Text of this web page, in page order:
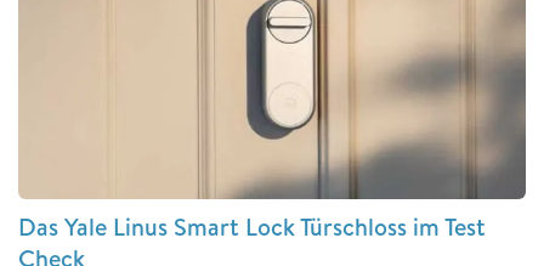
Das Yale Linus Smart Lock Türschloss im Test
Check